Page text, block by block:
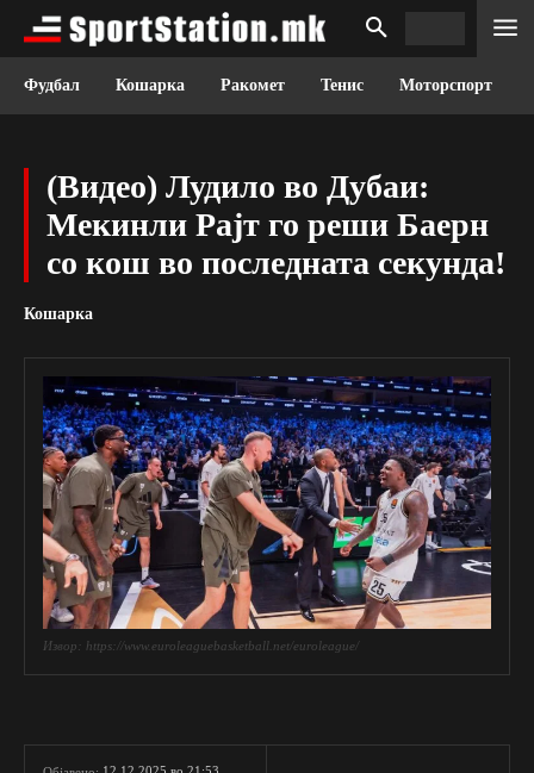
Фудбал Кошарка Ракомет Тенис Моторспорт
(Видео) Лудило во Дубаи:
Мекинли Рајт го реши Баерн
со кош во последната секунда!
Кошарка
Извор: https://www.euroleaguebasketball.net/euroleague/